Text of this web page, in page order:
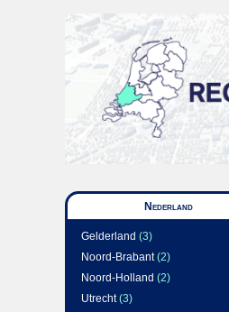
Nederland
Gelderland (3)
Noord-Brabant(2)
Noord-Holland (2)
Utrecht(3)